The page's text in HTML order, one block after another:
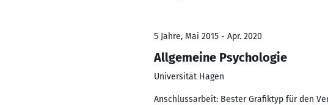
5 Jahre, Mai 2015 - Apr. 2020
Allgemeine Psychologie
Universität Hagen
Anschlussarbeit: Bester Grafiktyp für den